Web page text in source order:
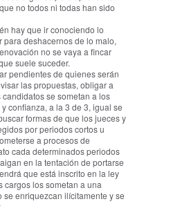
no todos ni todas han sido
hay que ir conociendo lo
deshacernos de lo malo,
no se vaya a fincar
suele suceder.
pendientes de quienes serán
las propuestas, obligar a
se sometan a los
confianza, a la 3 de 3, igual se
formas de que los jueces y
por periodos cortos u
a procesos de
cada determinados periodos
en la tentación de portarse
que está inscrito en la ley
cargos los sometan a una
enriquezcan ilícitamente y se